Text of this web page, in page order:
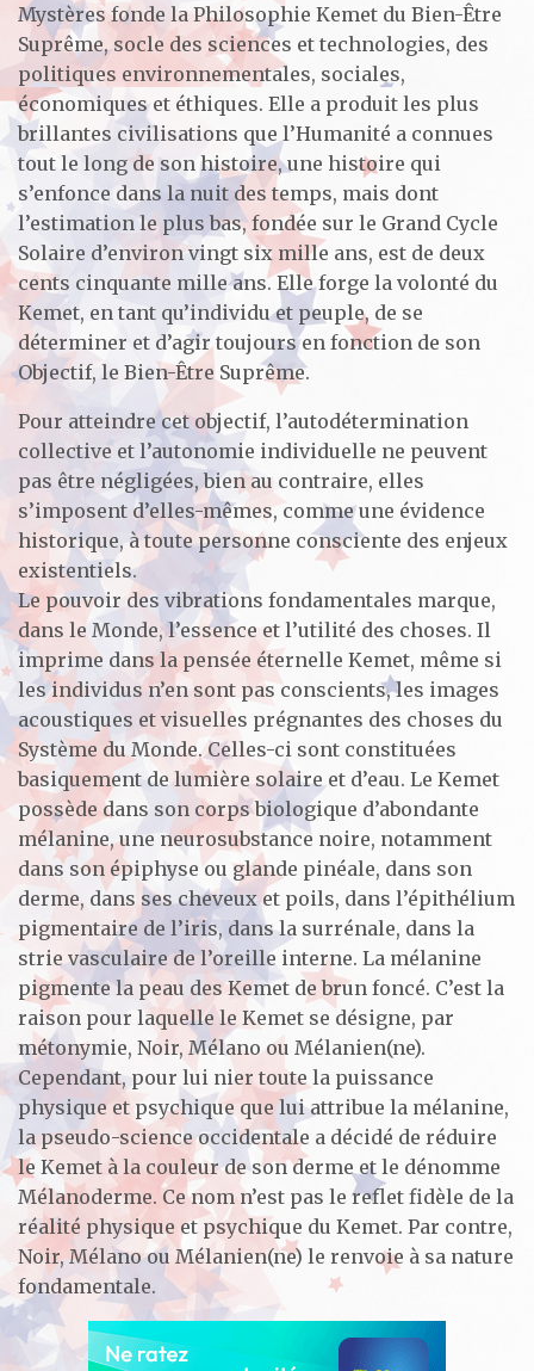
Mystères fonde la Philosophie Kemet du Bien-Être
Suprême, socle des sciences et technologies, des
politiques environnementales, sociales,
économiques et éthiques. Elle a produit les plus
brillantes civilisations que l’Humanité a connues
tout le long de son histoire, une histoire qui
s’enfonce dans la nuit des temps, mais dont
l’estimation le plus bas, fondée sur le Grand Cycle
Solaire d’environ vingt six mille ans, est de deux
cents cinquante mille ans. Elle forge la volonté du
Kemet, en tant qu’individu et peuple, de se
déterminer et d’agir toujours en fonction de son
Objectif, le Bien-Être Suprême.
Pour atteindre cet objectif, l’autodétermination
collective et l’autonomie individuelle ne peuvent
pas être négligées, bien au contraire, elles
s’imposent d’elles-mêmes, comme une évidence
historique, à toute personne consciente des enjeux
existentiels.
Le pouvoir des vibrations fondamentales marque,
dans le Monde, l’essence et l’utilité des choses. Il
imprime dans la pensée éternelle Kemet, même si
les individus n’en sont pas conscients, les images
acoustiques et visuelles prégnantes des choses du
Système du Monde. Celles-ci sont constituées
basiquement de lumière solaire et d’eau. Le Kemet
possède dans son corps biologique d’abondante
mélanine, une neurosubstance noire, notamment
dans son épiphyse ou glande pinéale, dans son
derme, dans ses cheveux et poils, dans l’épithélium
pigmentaire de l’iris, dans la surrénale, dans la
strie vasculaire de l’oreille interne. La mélanine
pigmente la peau des Kemet de brun foncé. C’est la
raison pour laquelle le Kemet se désigne, par
métonymie, Noir, Mélano ou Mélanien(ne).
Cependant, pour lui nier toute la puissance
physique et psychique que lui attribue la mélanine,
la pseudo-science occidentale a décidé de réduire
le Kemet à la couleur de son derme et le dénomme
Mélanoderme. Ce nom n’est pas le reflet fidèle de la
réalité physique et psychique du Kemet. Par contre,
Noir, Mélano ou Mélanien(ne) le renvoie à sa nature
fondamentale.